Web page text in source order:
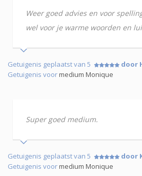
Weer goed advies en voor
wel voor je warme woorden en
Getuigenis geplaatst van 5
door
Getuigenis voormedium Monique
Super goed medium.
Getuigenis geplaatst van 5
door
Getuigenis voormedium Monique